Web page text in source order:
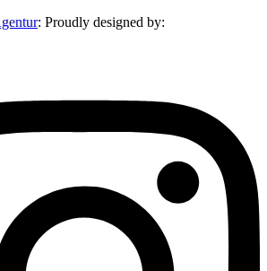
: Proudly designed by: